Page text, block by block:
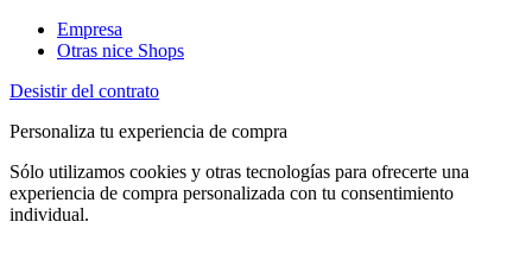
Empresa
Otras nice Shops
Desistir del contrato
Personaliza tu experiencia de compra
Sólo utilizamos cookies y otras tecnologías para ofrecerte una
experiencia de compra personalizada con tu consentimiento
individual.